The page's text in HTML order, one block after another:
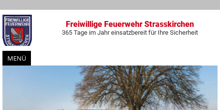
Freiwillige Feuerwehr Strasskirchen
365 Tage im Jahr einsatzbereit für Ihre Sicherheit
MENÜ
Zum
Inhalt
springen